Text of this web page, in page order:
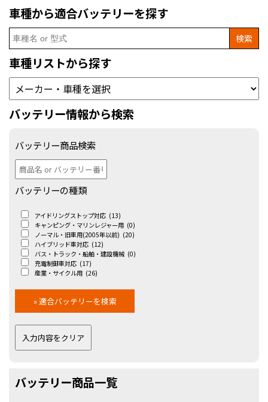
車種から適合バッテリーを探す
Search
for:
車種リストから探す
バッテリー情報から検索
バッテリー商品検索
バッテリーの種類
アイドリングストップ対応 (13)
キャンピング・マリンレジャー用 (0)
ノーマル・旧車用(2005年以前) (20)
ハイブリッド車対応 (12)
バス・トラック・船舶・建設機械 (0)
充電制御車対応 (17)
産業・サイクル用 (26)
バッテリー商品一覧